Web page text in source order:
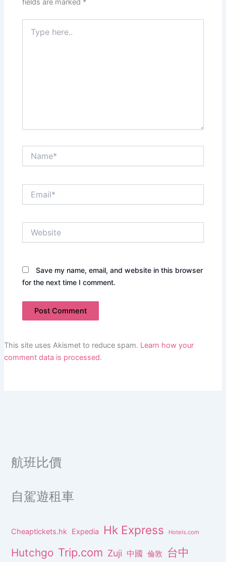
fields are marked *
here..
Save my name, email, and website in this browser
for the next time I comment.
This site uses Akismet to reduce spam. Learn how your
comment data is processed.
航班比價
自駕遊租車
Cheaptickets.hk Expedia Hk Express Hotels.com
Hutchgo Trip.com Zuji 中國 倫敦 台中